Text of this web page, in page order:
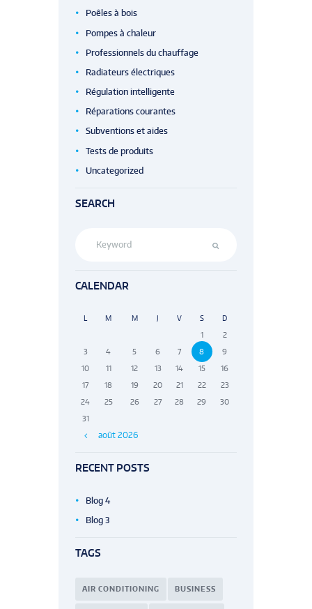
Poêles à bois
Pompes à chaleur
Professionnels du chauffage
Radiateurs électriques
Régulation intelligente
Réparations courantes
Subventions et aides
Tests de produits
Uncategorized
SEARCH
CALENDAR
août 2026
M M V S D
1
2
3
4 5 6 7 8
9
10
11 12 13 14 15
16
17
18 19 20 21 22
23
24
25 26 27 28 29
30
31
RECENT POSTS
Blog 4
Blog 3
TAGS
AIR CONDITIONING BUSINESS